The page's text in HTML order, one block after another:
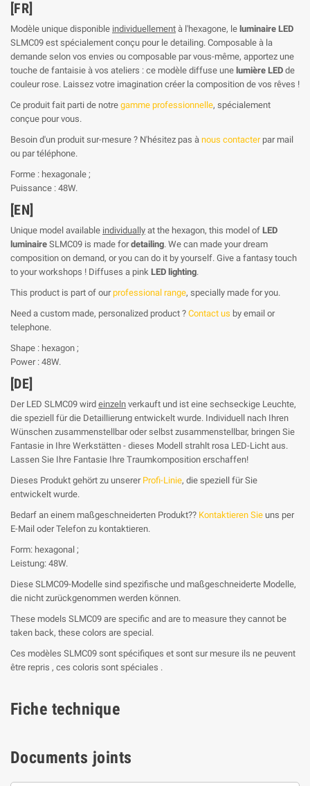
[FR]
Modèle unique disponible individuellement à l'hexagone, le luminaire LED
SLMC09 est spécialement conçu pour le detailing. Composable à la
demande selon vos envies ou composable par vous-même, apportez une
touche de fantaisie à vos ateliers : ce modèle diffuse une lumière LED de
couleur rose. Laissez votre imagination créer la composition de vos rêves !
Ce produit fait parti de notre gamme professionnelle, spécialement
conçue pour vous.
Besoin d'un produit sur-mesure ? N'hésitez pas à nous contacterpar mail
ou par téléphone.
Forme : hexagonale ;
Puissance : 48W.
[EN]
Unique model available individually at the hexagon, this model of LED
luminaire SLMC09 is made fordetailing. We can made your dream
composition on demand, or you can do it by yourself. Give a fantasy touch
to your workshops ! Diffuses a pink LED lighting.
This product is part of ourprofessional range, specially made for you.
Need a custom made, personalized product ? Contact us by email or
telephone.
Shape : hexagon ;
Power : 48W.
[DE]
Der LED SLMC09 wird einzeln verkauft und ist eine sechseckige Leuchte,
die speziell für die Detaillierung entwickelt wurde. Individuell nach Ihren
Wünschen zusammenstellbar oder selbst zusammenstellbar, bringen Sie
Fantasie in Ihre Werkstätten - dieses Modell strahlt rosa LED-Licht aus.
Lassen Sie Ihre Fantasie Ihre Traumkomposition erschaffen!
Dieses Produkt gehört zu unserer Profi-Linie, die speziell für Sie
entwickelt wurde.
Bedarf an einem maßgeschneiderten Produkt?? Kontaktieren Sie uns per
E-Mail oder Telefon zu kontaktieren.
Form: hexagonal ;
Leistung: 48W.
Diese SLMC09-Modelle sind spezifische und maßgeschneiderte Modelle,
die nicht zurückgenommen werden können.
These models SLMC09 are specific and are to measure they cannot be
taken back, these colors are special.
Ces modèles SLMC09 sont spécifiques et sont sur mesure ils ne peuvent
être repris , ces coloris sont spéciales .
Fiche technique
Documents joints